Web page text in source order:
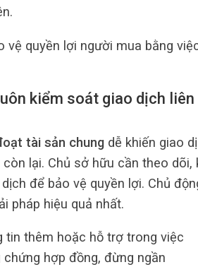
vệ quyền lợi người mua bằng
kiểm soát giao dịch
tài sản chung dễ khiến giao
lại. Chủ sở hữu cần theo dõi,
để bảo vệ quyền lợi. Chủ
pháp hiệu quả nhất.
tin thêm hoặc hỗ trợ trong việc
hợp đồng, đừng ngần